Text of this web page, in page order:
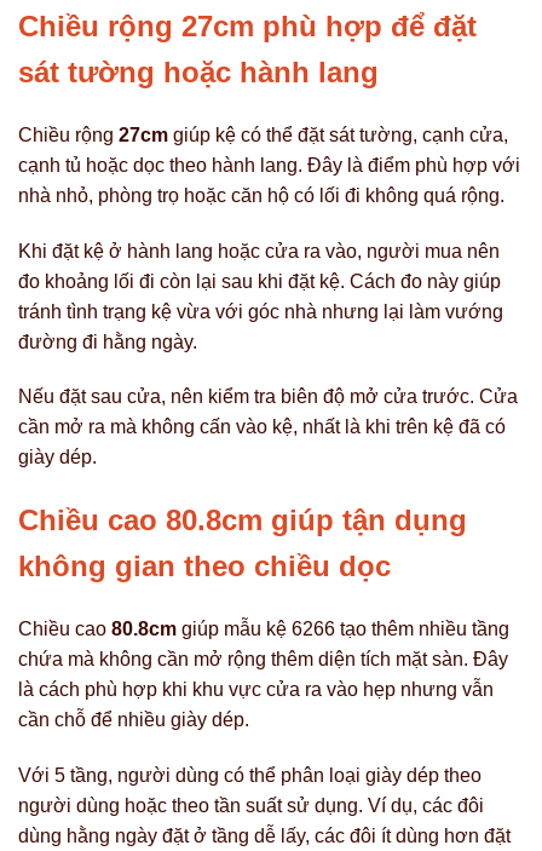
Chiều rộng 27cm phù hợp để đặt
sát tường hoặc hành lang
Chiều rộng 27cm giúp kệ có thể đặt sát tường, cạnh cửa,
cạnh tủ hoặc dọc theo hành lang. Đây là điểm phù hợp với
nhà nhỏ, phòng trọ hoặc căn hộ có lối đi không quá rộng.
Khi đặt kệ ở hành lang hoặc cửa ra vào, người mua nên
đo khoảng lối đi còn lại sau khi đặt kệ. Cách đo này giúp
tránh tình trạng kệ vừa với góc nhà nhưng lại làm vướng
đường đi hằng ngày.
Nếu đặt sau cửa, nên kiểm tra biên độ mở cửa trước. Cửa
cần mở ra mà không cấn vào kệ, nhất là khi trên kệ đã có
giày dép.
Chiều cao 80.8cm giúp tận dụng
không gian theo chiều dọc
Chiều cao 80.8cm giúp mẫu kệ 6266 tạo thêm nhiều tầng
chứa mà không cần mở rộng thêm diện tích mặt sàn. Đây
là cách phù hợp khi khu vực cửa ra vào hẹp nhưng vẫn
cần chỗ để nhiều giày dép.
Với 5 tầng, người dùng có thể phân loại giày dép theo
người dùng hoặc theo tần suất sử dụng. Ví dụ, các đôi
dùng hằng ngày đặt ở tầng dễ lấy, các đôi ít dùng hơn đặt